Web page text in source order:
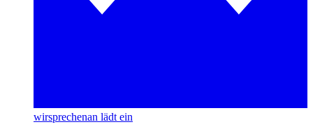
wirsprechenan lädt ein